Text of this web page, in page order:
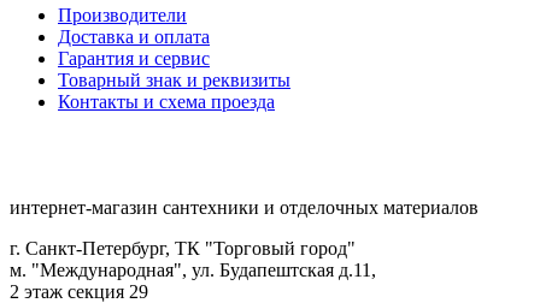
Производители
Доставка и оплата
Гарантия и сервис
Товарный знак и реквизиты
Контакты и схема проезда
интернет-магазин сантехники и отделочных материалов
г. Санкт-Петербург, ТК "Торговый город"
м. "Международная", ул. Будапештская д.11,
2 этаж секция 29